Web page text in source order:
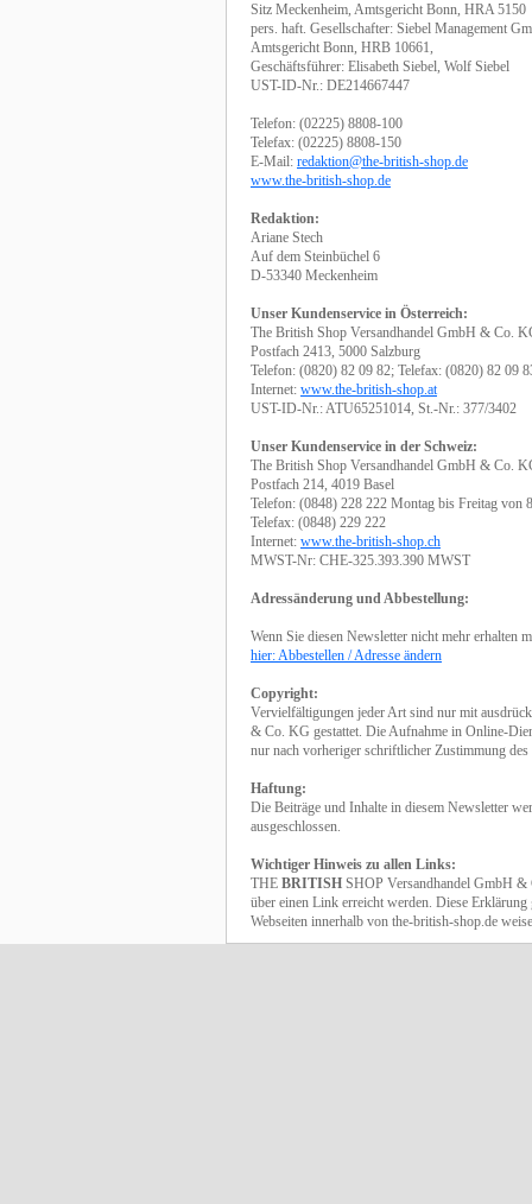
Sitz Meckenheim, Amtsgericht Bonn, HRA 5150
pers. haft. Gesellschafter: Siebel Management
Amtsgericht Bonn, HRB 10661,
Geschäftsführer: Elisabeth Siebel, Wolf Siebel
UST-ID-Nr.: DE214667447
Telefon: (02225) 8808-100
Telefax: (02225) 8808-150
E-Mail: redaktion@the-british-shop.de
www.the-british-shop.de
Redaktion:
Ariane Stech
Auf dem Steinbüchel 6
D-53340 Meckenheim
Unser Kundenservice in Österreich:
The British Shop Versandhandel GmbH & Co.
Postfach 2413, 5000 Salzburg
Telefon: (0820) 82 09 82; Telefax: (0820) 82 09
Internet: www.the-british-shop.at
UST-ID-Nr.: ATU65251014, St.-Nr.: 377/3402
Unser Kundenservice in der Schweiz:
The British Shop Versandhandel GmbH & Co.
Postfach 214, 4019 Basel
Telefon: (0848) 228 222 Montag bis Freitag von
Telefax: (0848) 229 222
Internet: www.the-british-shop.ch
MWST-Nr: CHE-325.393.390 MWST
Adressänderung und Abbestellung:
Wenn Sie diesen Newsletter nicht mehr erhalten
hier: Abbestellen / Adresse ändern
Copyright:
Vervielfältigungen jeder Art sind nur mit
& Co. KG gestattet. Die Aufnahme in Online-
nur nach vorheriger schriftlicher Zustimmung
Haftung:
Die Beiträge und Inhalte in diesem Newsletter
ausgeschlossen.
Wichtiger Hinweis zu allen Links:
THE BRITISH SHOP Versandhandel GmbH
über einen Link erreicht werden. Diese
Webseiten innerhalb von the-british-shop.de